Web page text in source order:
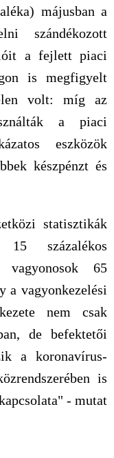
májusban a
szándékozott
a fejlett piaci
is megfigyelt
volt: míg az
a piaci
eszközök
készpénzt és
statisztikák
százalékos
65
a vagyonkezelési
nem csak
de befektetői
a koronavírus-
is
- mutat